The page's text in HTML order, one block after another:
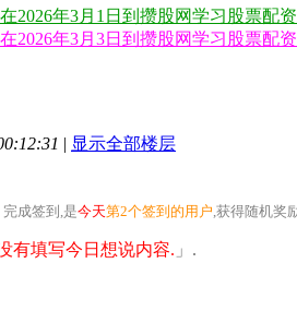
在2026年3月1日到攒股网学习股票配
在2026年3月3日到攒股网学习股票配
| 显示全部楼层
完成签到,是今天第2个签到的用户 ,获得随机奖
有填写今日想说内容. 」.